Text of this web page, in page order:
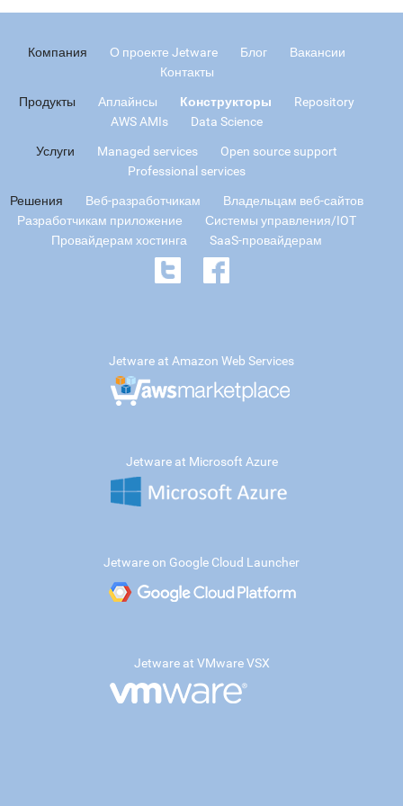
Компания О проекте Jetware Блог
Вакансии
Контакты
Продукты Аплайнсы Конструкторы
Repository
AWS AMIs
Data Science
Услуги Managed services
Open source support
Professional services
Решения Веб-разработчикам
Владельцам веб-сайтов
Разработчикам приложение
Системы управления/IOT
Провайдерам хостинга
SaaS-провайдерам
Jetware at Amazon Web Services
Jetware at Microsoft Azure
Jetware on Google Cloud Launcher
Jetware at VMware VSX